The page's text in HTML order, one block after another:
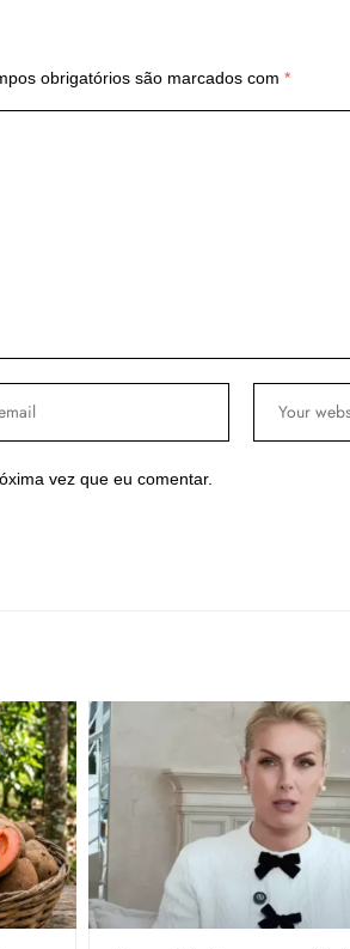
obrigatórios são marcados com *
vez que eu comentar.